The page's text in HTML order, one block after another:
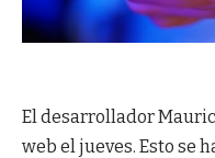
El desarrollador
web el jueves. Esto se